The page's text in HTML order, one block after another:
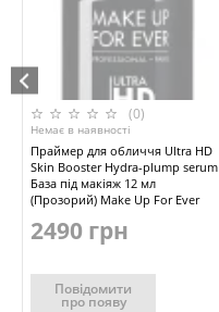
(0)
Немає в наявності
Праймер для обличчя Ultra HD
Skin Booster Hydra-plump serum
База під макіяж 12 мл
(Прозорий) Make Up For Ever
2490 грн
Повідомити
про появу